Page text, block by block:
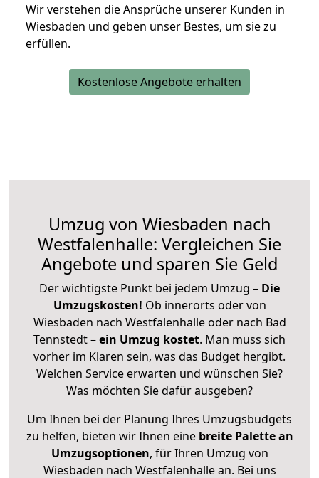
Wir verstehen die Ansprüche unserer Kunden in
Wiesbaden und geben unser Bestes, um sie zu
erfüllen.
Kostenlose Angebote erhalten
Umzug von Wiesbaden nach
Westfalenhalle: Vergleichen Sie
Angebote und sparen Sie Geld
Der wichtigste Punkt bei jedem Umzug – Die
Umzugskosten! Ob innerorts oder von
Wiesbaden nach Westfalenhalle oder nach Bad
Tennstedt –ein Umzug kostet. Man muss sich
vorher im Klaren sein, was das Budget hergibt.
Welchen Service erwarten und wünschen Sie?
Was möchten Sie dafür ausgeben?
Um Ihnen bei der Planung Ihres Umzugsbudgets
zu helfen, bieten wir Ihnen eine breite Palette an
Umzugsoptionen, für Ihren Umzug von
Wiesbaden nach Westfalenhalle an. Bei uns